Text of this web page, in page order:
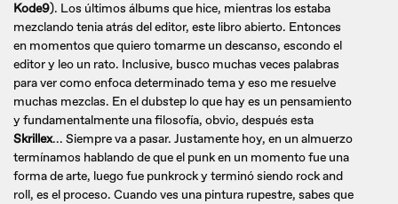
Kode9). Los últimos álbums que hice, mientras los estaba
mezclando tenia atrás del editor, este libro abierto. Entonces
en momentos que quiero tomarme un descanso, escondo el
editor y leo un rato. Inclusive, busco muchas veces palabras
para ver como enfoca determinado tema y eso me resuelve
muchas mezclas. En el dubstep lo que hay es un pensamiento
y fundamentalmente una filosofía, obvio, después esta
Skrillex... Siempre va a pasar. Justamente hoy, en un almuerzo
termínamos hablando de que el punk en un momento fue una
forma de arte, luego fue punkrock y terminó siendo rock and
roll, es el proceso. Cuando ves una pintura rupestre, sabes que